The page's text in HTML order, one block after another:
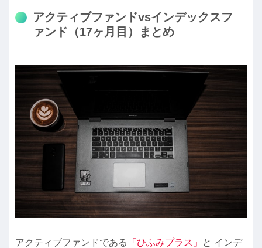
アクティブファンドvsインデックスフ
ァンド（17ヶ月目）まとめ
アクティブファンドである 「ひふみプラス」
と インデ